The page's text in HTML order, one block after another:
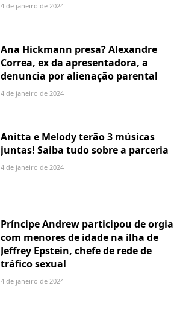
4 de janeiro de 2024
Ana Hickmann presa? Alexandre
Correa, ex da apresentadora, a
denuncia por alienação parental
4 de janeiro de 2024
Anitta e Melody terão 3 músicas
juntas! Saiba tudo sobre a parceria
4 de janeiro de 2024
Príncipe Andrew participou de orgia
com menores de idade na ilha de
Jeffrey Epstein, chefe de rede de
tráfico sexual
4 de janeiro de 2024